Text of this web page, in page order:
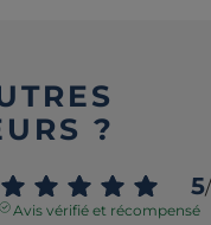
?
5/
Avis vérifié et récompensé